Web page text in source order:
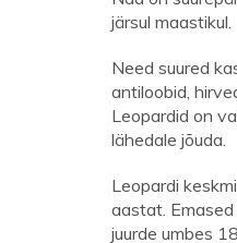
järsul maastikul.
Need suured
antiloobid,
Leopardid on
lähedale jõuda.
Leopardi
aastat.
juurde umbes